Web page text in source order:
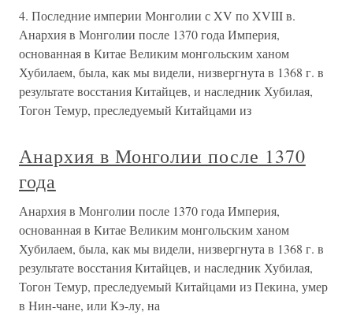
4. Последние империи Монголии с XV по XVIII в.
Анархия в Монголии после 1370 года Империя,
основанная в Китае Великим монгольским ханом
Хубилаем, была, как мы видели, низвергнута в 1368 г. в
результате восстания Китайцев, и наследник Хубилая,
Тогон Темур, преследуемый Китайцами из
Анархия в Монголии после 1370
года
Анархия в Монголии после 1370 года Империя,
основанная в Китае Великим монгольским ханом
Хубилаем, была, как мы видели, низвергнута в 1368 г. в
результате восстания Китайцев, и наследник Хубилая,
Тогон Темур, преследуемый Китайцами из Пекина, умер
в Нин-чане, или Кэ-лу, на